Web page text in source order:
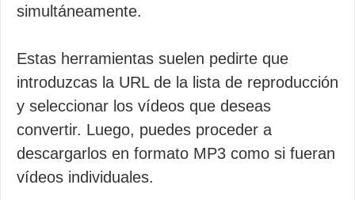
simultáneamente.
Estas herramientas suelen pedirte que
introduzcas la URL de la lista de reproducción
y seleccionar los vídeos que deseas
convertir. Luego, puedes proceder a
descargarlos en formato MP3 como si fueran
vídeos individuales.